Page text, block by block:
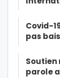
Covid-
pas
Soutien
parole